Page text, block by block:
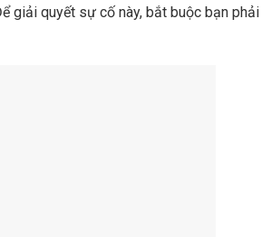
giải quyết sự cố này, bắt buộc bạn phải